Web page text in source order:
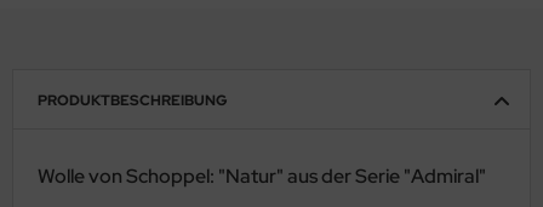
PRODUKTBESCHREIBUNG
Wolle von Schoppel: "Natur" aus der Serie "Admiral"